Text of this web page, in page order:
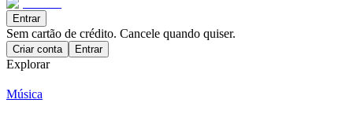
Entrar
Sem cartão de crédito. Cancele quando quiser.
Criar conta Entrar
Explorar
Música